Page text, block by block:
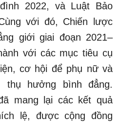
2022, và Luật Bảo
với đó, Chiến lược
giới giai đoạn 2021–
với các mục tiêu cụ
cơ hội để phụ nữ và
thụ hưởng bình đẳng.
mang lại các kết quả
lệ, được cộng đồng